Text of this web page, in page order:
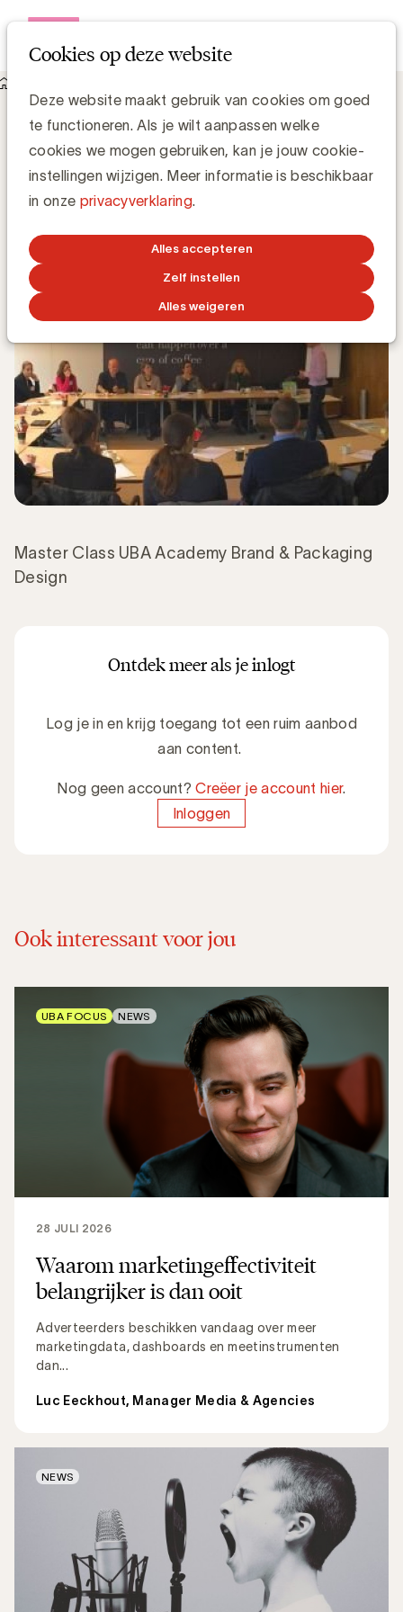
Cookies op deze website
Deze website maakt gebruik van cookies om goed
te functioneren. Als je wilt aanpassen welke
cookies we mogen gebruiken, kan je jouw cookie-
instellingen wijzigen. Meer informatie is beschikbaar
in onze privacyverklaring.
Alles accepteren
Zelf instellen
Alles weigeren
Hoe beheer je met brio het ontwerp van een merk/packaging?
Hoe beheer je met brio het ontwerp van
een merk/packaging?
Simone Ruseler, Knowledge Manager
12 APRIL 2016
Master Class UBA Academy Brand & Packaging
Design
Ontdek meer als je inlogt
Log je in en krijg toegang tot een ruim aanbod
aan content.
Nog geen account?Creëer je account hier.
Inloggen
Ook interessant voor jou
Waarom marketingeffectiviteit
belangrijker is dan ooit
Adverteerders beschikken vandaag over meer
marketingdata, dashboards en meetinstrumenten
dan...
28 JULI 2026
Luc Eeckhout, Manager Media & Agencies
UBA FOCUS NEWS
NEWS